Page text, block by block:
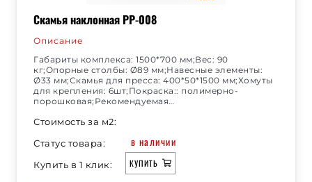
Скамья наклонная РР-008
Описание
Габариты комплекса: 1500*700 мм;Вес: 90
кг;Опорные столбы: Ø89 мм;Навесные элементы:
Ø33 мм;Скамья для пресса: 400*50*1500 мм;Хомуты
для крепления: 6шт;Покраска:: полимерно-
порошковая;Рекомендуемая…
Стоимость за м2:
Статус товара:
в наличии
Купить в 1 клик: КУПИТЬ